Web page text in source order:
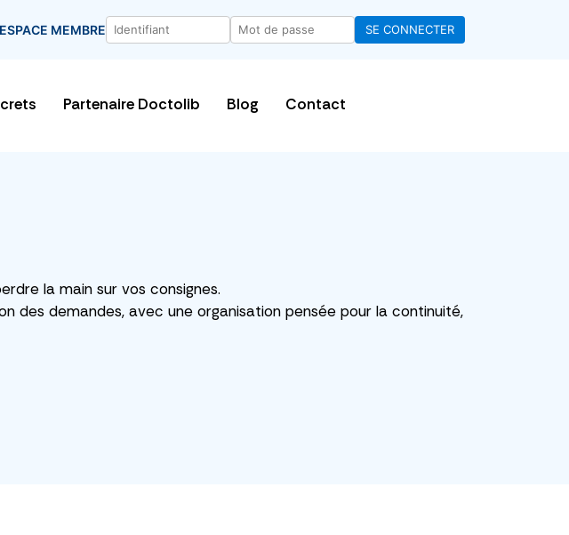
ESPACE MEMBRE
Partenaire Doctolib Blog Contact
la main sur vos consignes.
des demandes, avec une organisation pensée pour la continuité,